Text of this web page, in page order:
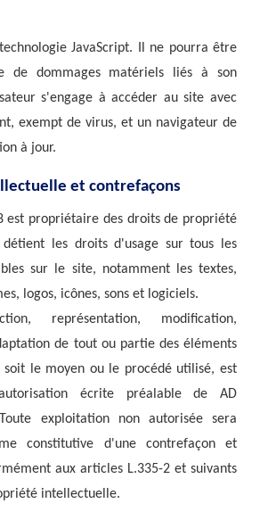
JavaScript. Il ne pourra être
de dommages matériels liés à son
s'engage à accéder au site avec
exempt de virus, et un navigateur de
à jour.
et contrefaçons
est propriétaire des droits de propriété
les droits d'usage sur tous les
sur le site, notamment les textes,
logos, icônes, sons et logiciels.
représentation, modification,
de tout ou partie des éléments
soit le moyen ou le procédé utilisé, est
écrite préalable de AD
exploitation non autorisée sera
constitutive d'une contrefaçon et
aux articles L.335-2 et suivants
intellectuelle.